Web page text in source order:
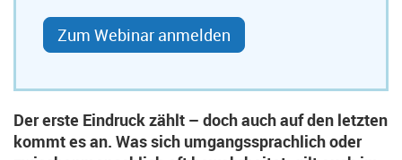
Zum Webinar anmelden
Der erste Eindruck zählt – doch auch auf den letzten
kommt es an. Was sich umgangssprachlich oder